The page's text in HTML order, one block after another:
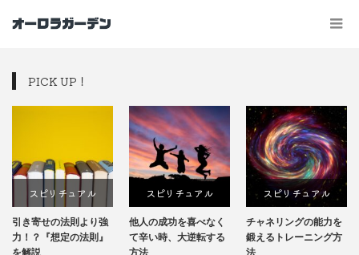
PICK UP！
スピリチュアル
引き寄せの法則より強
力！？『想定の法則』
を解説
スピリチュアル
他人の成功を喜べなく
て辛い時、大逆転する
方法
スピリチュアル
チャネリングの能力を
鍛えるトレーニング方
法